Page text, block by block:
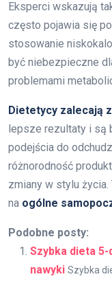
Eksperci wskazują
często pojawia się
stosowanie
być niebezpieczne
problemami
Dietetycy zalecają
lepsze rezultaty i są
podejścia do
różnorodność
zmiany w stylu
na ogólne
Podobne posty:
Szybka dieta
nawyki Szybka